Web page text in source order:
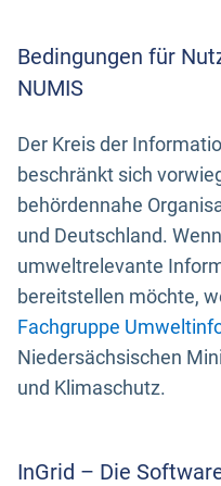
Bedingungen für
NUMIS
Der Kreis der
beschränkt sich
behördennahe
und Deutschland.
umweltrelevante
bereitstellen möchte,
Fachgruppe
Niedersächsischen
und Klimaschutz.
InGrid – Die